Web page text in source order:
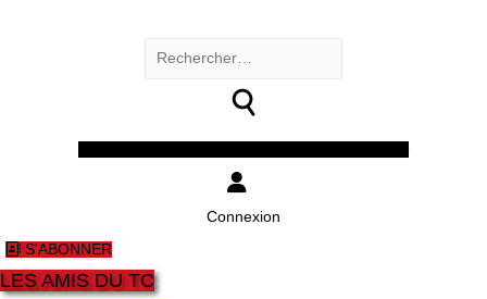
Rechercher :
Connexion
S'ABONNER
LES AMIS DU TC